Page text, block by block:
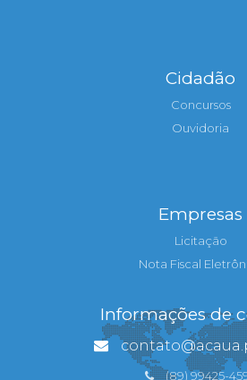
Cidadão
Concursos
Ouvidoria
Empresas
Licitação
Nota Fiscal
Informações de
(89) 99425-